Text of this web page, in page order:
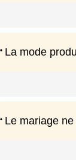
La mode
Le mariage